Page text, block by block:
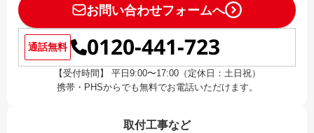
お問い合わせフォームへ
通話無料 0120-441-723
【受付時間】 平日9:00〜17:00（定休日：土日祝）
携帯・PHSからでも無料でお電話いただけます。
取付工事など